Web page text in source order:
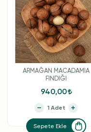
ARMAĞAN MACADAMIA
FINDIĞI
940,00
Sepete Ekle